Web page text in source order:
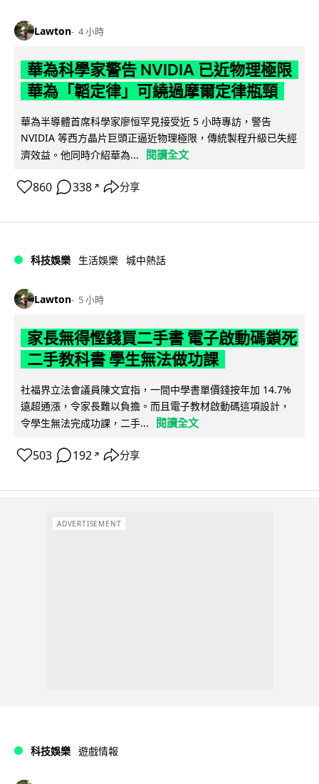
Lawton 4 小時
華為科學家警告 NVIDIA 已近物理極限
華為「韜定律」可繞過摩爾定律瓶頸
華為半導體首席科學家廖恒罕見接受近 5 小時專訪，警告
NVIDIA 等西方晶片巨頭正逼近物理極限，傳統製程升級已失經
濟效益。他同時介紹華為...
閱讀全文
860 338 ↗ 分享
科技娛樂 生活娛樂 城中熱話
Lawton 5 小時
家長無得慳錢買二手書 電子啟動碼鎖死
二手教科書 學生無法做功課
社福界立法會議員陳文宜指，一間中學書單價錢按年加 14.7%
遠超通漲，令家長難以負擔。而且電子教材啟動碼這項設計，
令學生無法完成功課，二手...
閱讀全文
503 192 ↗ 分享
ADVERTISEMENT
科技娛樂 遊戲情報